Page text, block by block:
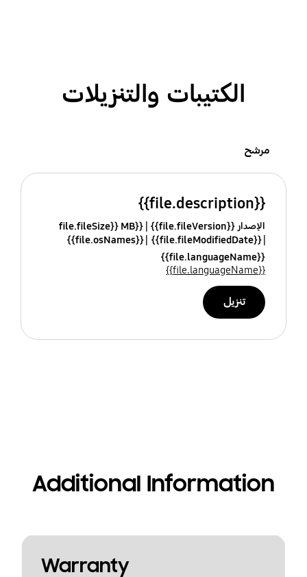
الكتيبات والتنزيلات
مرشح
{{file.description}}
الإصدار {{file.fileVersion}}
{{file.fileSize}} MB
{{file.fileModifiedDate}}
{{file.osNames}}
{{file.languageName}}
{{file.languageName}}
تنزيل
Additional Information
Warranty